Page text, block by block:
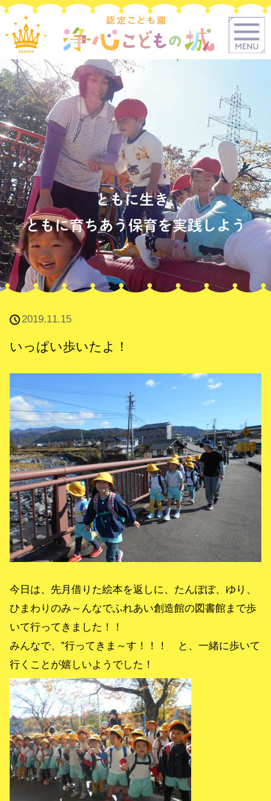
2019.11.15
いっぱい歩いたよ！
今日は、先月借りた絵本を返しに、たんぽぽ、ゆり、
ひまわりのみ～んなでふれあい創造館の図書館まで歩
いて行ってきました！！
みんなで、”行ってきま～す！！！ と、一緒に歩いて
行くことが嬉しいようでした！